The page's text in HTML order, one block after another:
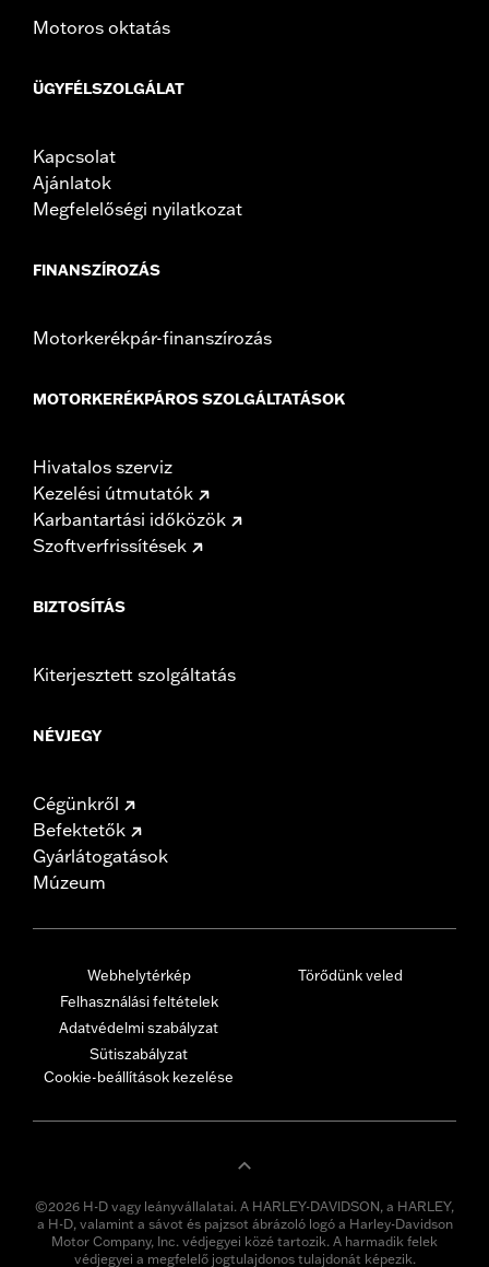
Motoros oktatás
ÜGYFÉLSZOLGÁLAT
Kapcsolat
Ajánlatok
Megfelelőségi nyilatkozat
FINANSZÍROZÁS
Motorkerékpár-finanszírozás
MOTORKERÉKPÁROS SZOLGÁLTATÁSOK
Hivatalos szerviz
Kezelési útmutatók
Karbantartási időközök
Szoftverfrissítések
BIZTOSÍTÁS
Kiterjesztett szolgáltatás
NÉVJEGY
Cégünkről
Befektetők
Gyárlátogatások
Múzeum
Webhelytérkép
Felhasználási feltételek
Adatvédelmi szabályzat
Sütiszabályzat
Cookie-beállítások kezelése
Törődünk veled
©2026 H-D vagy leányvállalatai. A HARLEY-DAVIDSON, a HARLEY,
a H-D, valamint a sávot és pajzsot ábrázoló logó a Harley-Davidson
Motor Company, Inc. védjegyei közé tartozik. A harmadik felek
védjegyei a megfelelő jogtulajdonos tulajdonát képezik.